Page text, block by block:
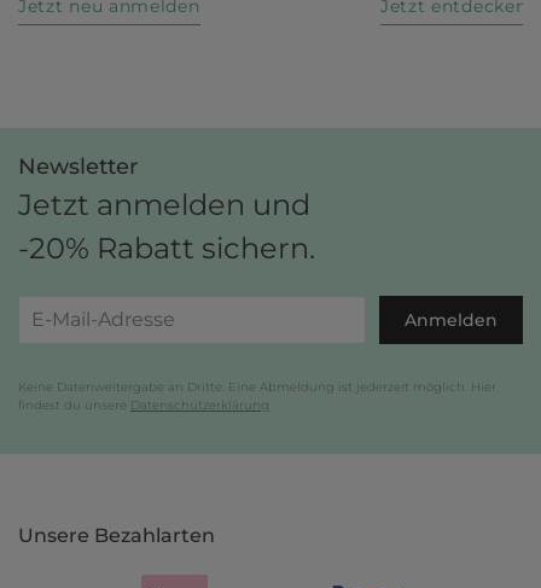
Jetzt neu anmelden
Jetzt entdecken
Newsletter
Jetzt anmelden und
-20% Rabatt sichern.
Anmelden
Keine Datenweitergabe an Dritte. Eine Abmeldung ist jederzeit möglich. Hier
findest du unsere Datenschutzerklärung
Unsere Bezahlarten